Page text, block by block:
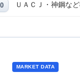
ＵＡＣＪ・神鋼な
MARKET DATA